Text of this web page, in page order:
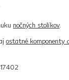
nočných stolíkov.
ostatné komponenty